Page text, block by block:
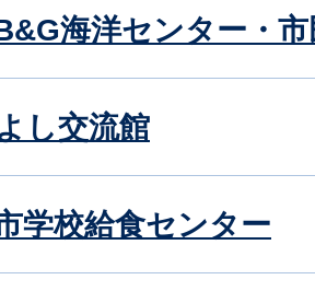
海洋センター・
し交流館
学校給食センター